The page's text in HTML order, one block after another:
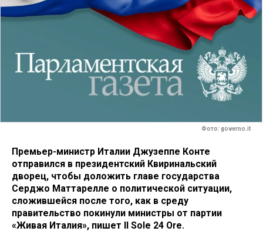
Фото: governo.it
Премьер-министр Италии Джузеппе Конте
отправился в президентский Квиринальский
дворец, чтобы доложить главе государства
Серджо Маттарелле о политической ситуации,
сложившейся после того, как в среду
правительство покинули министры от партии
«Живая Италия», пишет Il Sole 24 Ore.